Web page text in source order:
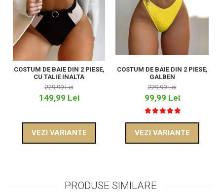
COSTUM DE BAIE DIN 2 PIESE,
CU TALIE INALTA
229,99 Lei
149,99 Lei
VEZI VARIANTE
COSTUM DE BAIE DIN 2 PIESE,
GALBEN
229,99 Lei
99,99 Lei
VEZI VARIANTE
PRODUSE SIMILARE